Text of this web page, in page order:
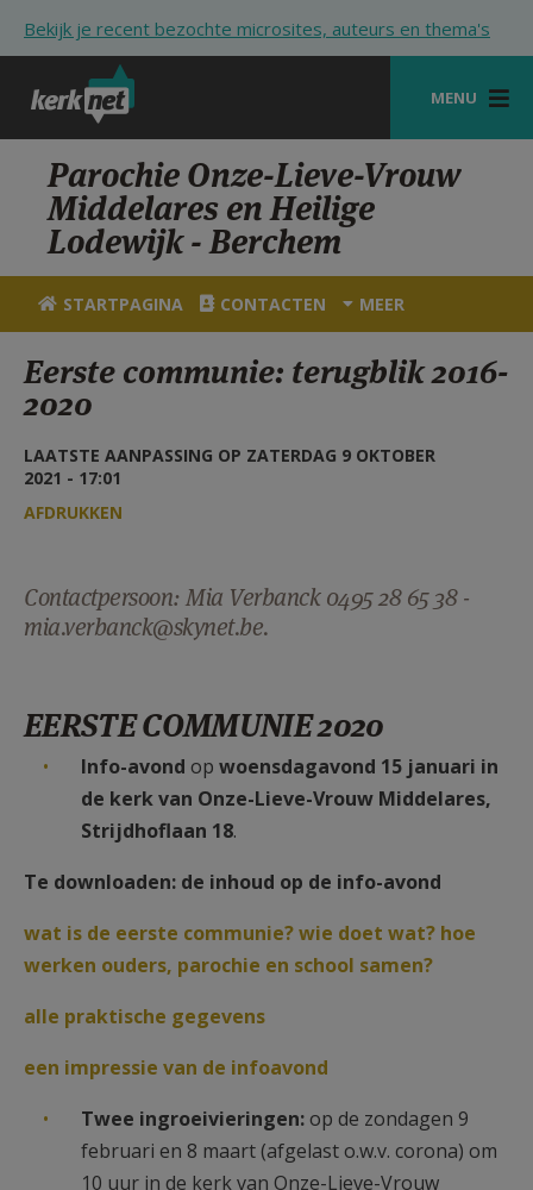
Bekijk je recent bezochte microsites, auteurs en thema's
MENU
STARTPAGINA
KERK
VIERINGEN
SHOP
ZOEKEN
HULP
STARTPAGINA PORTAAL
MIJN PAROCHIE
Parochie Onze-Lieve-Vrouw
Middelares en Heilige
Lodewijk - Berchem
STARTPAGINA CONTACTEN MEER
Eerste communie: terugblik 2016-
2020
LAATSTE AANPASSING OP ZATERDAG 9 OKTOBER
2021 - 17:01
AFDRUKKEN
Contactpersoon: Mia Verbanck 0495 28 65 38 -
mia.verbanck@skynet.be.
EERSTE COMMUNIE 2020
Info-avond op woensdagavond 15 januari in
de kerk van Onze-Lieve-Vrouw Middelares,
Strijdhoflaan 18.
Te downloaden: de inhoud op de info-avond
wat is de eerste communie? wie doet wat? hoe
werken ouders, parochie en school samen?
alle praktische gegevens
een impressie van de infoavond
Twee ingroeivieringen:op de zondagen 9
februari en 8 maart (afgelast o.w.v. corona) om
10 uur in de kerk van Onze-Lieve-Vrouw